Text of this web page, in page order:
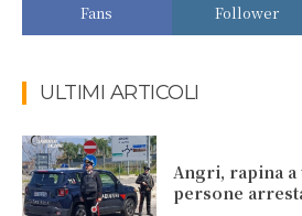
Fans Follower
ULTIMI ARTICOLI
Angri, rapina a
persone